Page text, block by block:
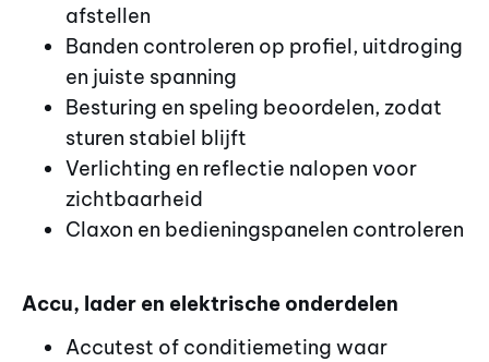
afstellen
Banden controleren op profiel, uitdroging
en juiste spanning
Besturing en speling beoordelen, zodat
sturen stabiel blijft
Verlichting en reflectie nalopen voor
zichtbaarheid
Claxon en bedieningspanelen controleren
Accu, lader en elektrische onderdelen
Accutest of conditiemeting waar